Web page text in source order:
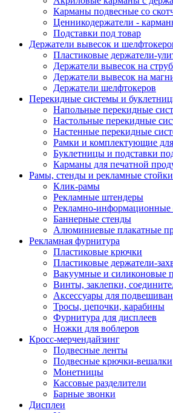
Карманы подвесные со
Ценникодержатели -
Подставки под товар
Держатели вывесок и
Пластиковые держатели-
Держатели вывесок на
Держатели вывесок на
Держатели шелфтокеров
Перекидные системы и
Напольные перекидные
Настольные перекидные
Настенные перекидные
Рамки и комплектующие
Буклетницы и подставки
Карманы для печатной
Рамы, стенды и рекламные
Клик-рамы
Рекламные штендеры
Рекламно-информационные
Баннерные стенды
Алюминиевые плакатные
Рекламная фурнитура
Пластиковые крючки
Пластиковые держатели-
Вакуумные и силиконовые
Винты, заклепки,
Аксессуары для
Тросы, цепочки, карабины
Фурнитура для дисплеев
Ножки для воблеров
Кросс-мерчендайзинг
Подвесные ленты
Подвесные крючки-вешалки
Монетницы
Кассовые разделители
Барные звонки
Дисплеи